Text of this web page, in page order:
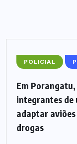
POLICIAL
Em
integrantes de
adaptar
drogas